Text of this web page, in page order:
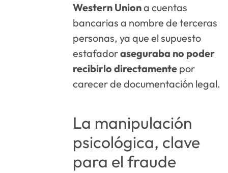
Western Uniona cuentas
bancarias a nombre de terceras
personas, ya que el supuesto
estafadoraseguraba no poder
recibirlo directamente por
carecer de documentación legal.
La manipulación
psicológica, clave
para el fraude